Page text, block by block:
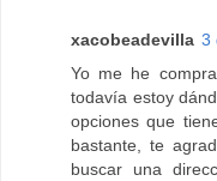
xacobeadevilla 3
Yo me he
todavía estoy
opciones que
bastante, te
buscar una